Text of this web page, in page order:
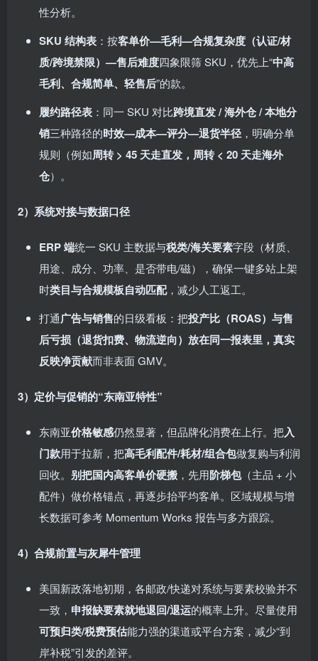
性分析。
SKU 结构表 ：按客单价—毛利—合规复杂度（认证/材
质/跨境禁限）—售后难度四象限筛 SKU，优先上“中高
毛利、合规简单、轻售后”的款。
履约路径表 ：同一 SKU 对比跨境直发 / 海外仓 / 本地分
销三种路径的时效—成本—评分—退货半径 ，明确分单
规则（例如周转 > 45 天走直发，周转 < 20 天走海外
仓）。
2）系统对接与数据口径
ERP 端统一 SKU 主数据与税类/海关要素字段（材质、
用途、成分、功率、是否带电/磁），确保一键多站上架
时类目与合规模板自动匹配，减少人工返工。
打通广告与销售的日级看板：把投产比（ROAS）与售
后亏损（退货扣费、物流逆向）放在同一报表里，真实
反映净贡献而非表面 GMV。
3）定价与促销的“东南亚特性”
东南亚价格敏感仍然显著，但品牌化消费在上行。把入
门款用于拉新，把高毛利配件/耗材/组合包做复购与利润
回收。 别把国内高客单价硬搬 ，先用阶梯包（主品 + 小
配件）做价格锚点，再逐步抬平均客单。区域规模与增
长数据可参考 Momentum Works 报告与多方跟踪。
4）合规前置与灰犀牛管理
美国新政落地初期，各邮政/快递对系统与要素校验并不
一致， 申报缺要素就地退回/退运的概率上升。尽量使用
可预归类/税费预估能力强的渠道或平台方案，减少“到
岸补税”引发的差评。